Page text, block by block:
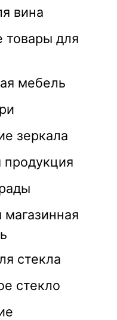
вина
товары для
мебель
зеркала
стекла
стекло